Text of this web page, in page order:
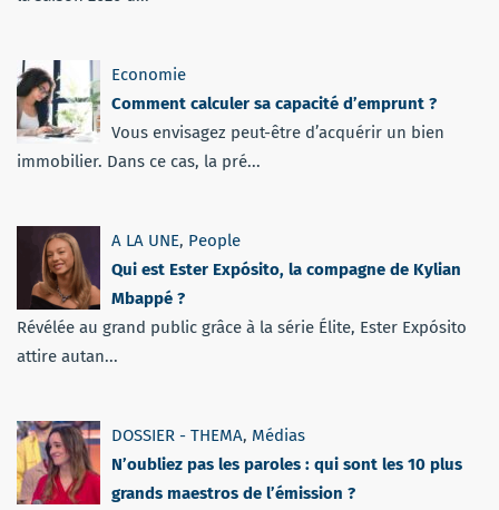
Economie
Comment calculer sa capacité d’emprunt ?
Vous envisagez peut-être d’acquérir un bien
immobilier. Dans ce cas, la pré...
A LA UNE, People
Qui est Ester Expósito, la compagne de Kylian
Mbappé ?
Révélée au grand public grâce à la série Élite, Ester Expósito
attire autan...
DOSSIER - THEMA, Médias
N’oubliez pas les paroles : qui sont les 10 plus
grands maestros de l’émission ?